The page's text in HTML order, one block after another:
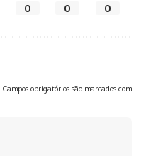
0 0 0
Campos obrigatórios são marcados com